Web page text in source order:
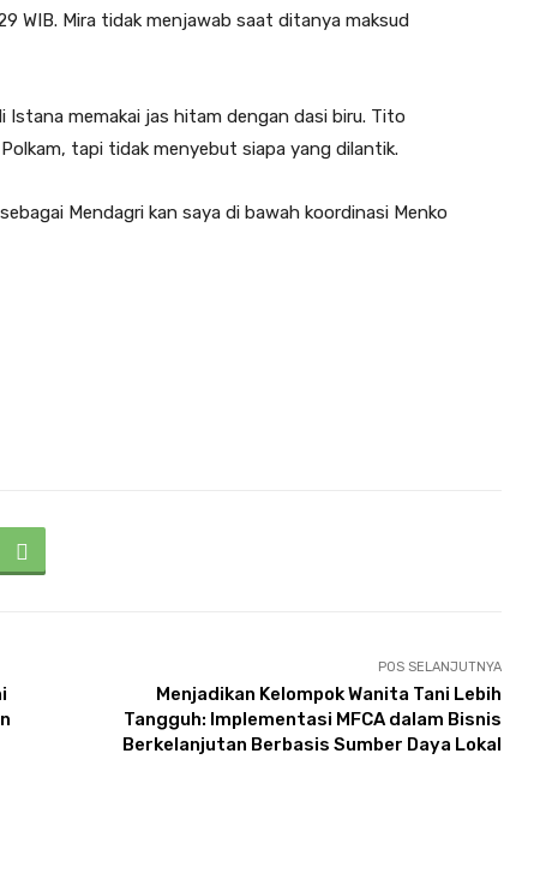
WIB. Mira tidak menjawab saat ditanya maksud
Istana memakai jas hitam dengan dasi biru. Tito
tapi tidak menyebut siapa yang dilantik.
Mendagri kan saya di bawah koordinasi Menko
POS SELANJUTNYA
Menjadikan Kelompok Wanita Tani Lebih
Tangguh: Implementasi MFCA dalam Bisnis
Berkelanjutan Berbasis Sumber Daya Lokal